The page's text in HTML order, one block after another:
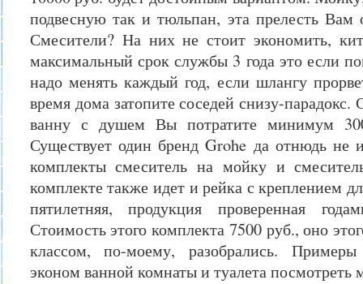
подвесную так и тюльпан, эта прелесть Вам
Смесители? На них не стоит экономить,
максимальный срок службы 3 года это если
надо менять каждый год, если шлангу
время дома затопите соседей снизу-
ванну с душем Вы потратите минимум
Существует один бренд Grohe да отнюдь не
комплекты смеситель на мойку и
комплекте также идет и рейка с креплением
пятилетняя, продукция проверенная
Стоимость этого комплекта 7500 руб., оно
классом, по-моему, разобрались.
эконом ванной комнаты и туалета посмотреть